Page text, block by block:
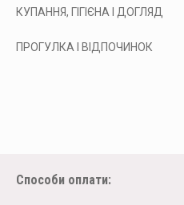
КУПАННЯ, ГІГІЄНА І ДОГЛЯД
ПРОГУЛКА І ВІДПОЧИНОК
Способи оплати: